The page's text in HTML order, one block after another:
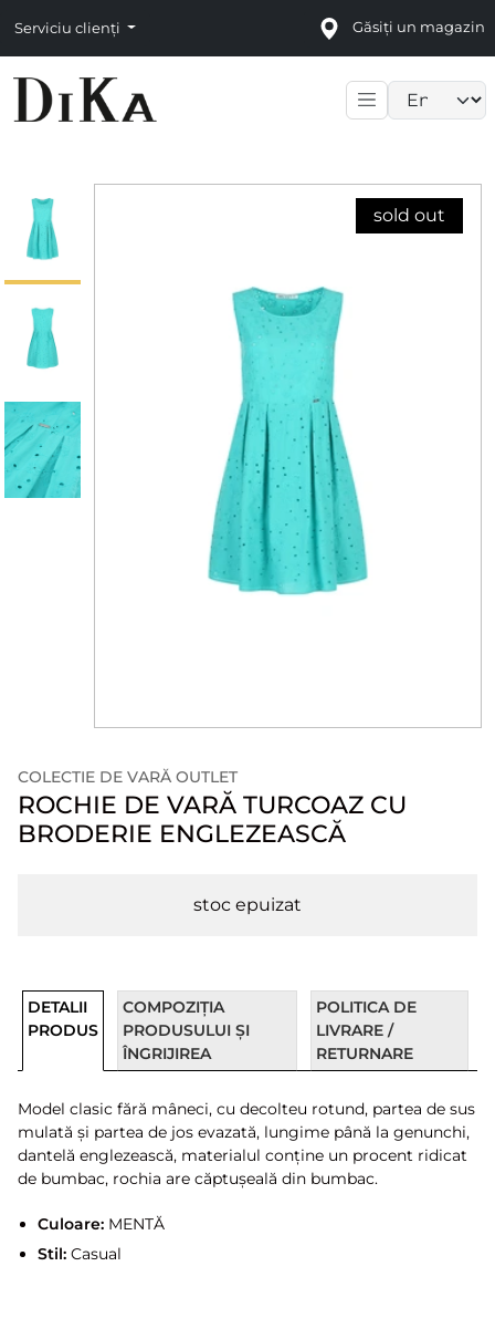
Serviciu clienți Găsiți un magazin
sold out
COLECTIE DE VARĂ OUTLET
ROCHIE DE VARĂ TURCOAZ CU
BRODERIE ENGLEZEASCĂ
stoc epuizat
DETALII
PRODUS
COMPOZIȚIA
PRODUSULUI ȘI
ÎNGRIJIREA
POLITICA DE
LIVRARE /
RETURNARE
Model clasic fără mâneci, cu decolteu rotund, partea de sus
mulată și partea de jos evazată, lungime până la genunchi,
dantelă englezească, materialul conține un procent ridicat
de bumbac, rochia are căptușeală din bumbac.
Culoare:MENTĂ
Stil:Casual